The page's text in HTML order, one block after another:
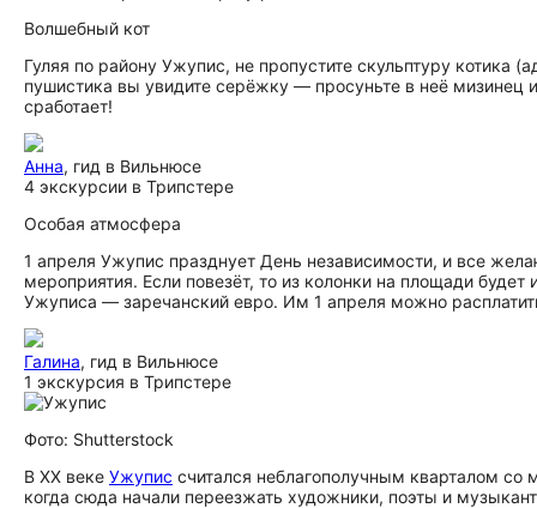
Волшебный кот
Гуляя по району Ужупис, не пропустите скульптуру котика
пушистика вы увидите серёжку — просуньте в неё мизинец
сработает!
Анна, гид в Вильнюсе
4 экскурсии в Трипстере
Особая атмосфера
1 апреля Ужупис празднует День независимости, и все
мероприятия. Если повезёт, то из колонки на площади
Ужуписа — заречанский евро. Им 1 апреля можно
Галина, гид в Вильнюсе
1 экскурсия в Трипстере
Фото: Shutterstock
В XX веке Ужупис считался неблагополучным кварталом
когда сюда начали переезжать художники, поэты и